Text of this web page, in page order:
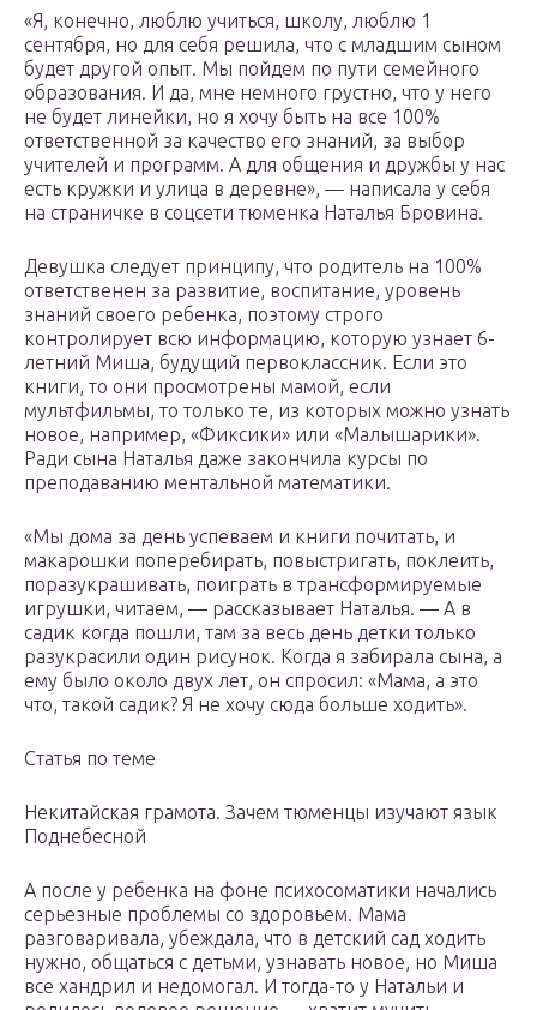
«Я, конечно, люблю учиться, школу, люблю 1
сентября, но для себя решила, что с младшим сыном
будет другой опыт. Мы пойдем по пути семейного
образования. И да, мне немного грустно, что у него
не будет линейки, но я хочу быть на все 100%
ответственной за качество его знаний, за выбор
учителей и программ. А для общения и дружбы у нас
есть кружки и улица в деревне», — написала у себя
на страничке в соцсети тюменка Наталья Бровина.
Девушка следует принципу, что родитель на 100%
ответственен за развитие, воспитание, уровень
знаний своего ребенка, поэтому строго
контролирует всю информацию, которую узнает 6-
летний Миша, будущий первоклассник. Если это
книги, то они просмотрены мамой, если
мультфильмы, то только те, из которых можно узнать
новое, например, «Фиксики» или «Малышарики».
Ради сына Наталья даже закончила курсы по
преподаванию ментальной математики.
«Мы дома за день успеваем и книги почитать, и
макарошки поперебирать, повыстригать, поклеить,
поразукрашивать, поиграть в трансформируемые
игрушки, читаем, — рассказывает Наталья. — А в
садик когда пошли, там за весь день детки только
разукрасили один рисунок. Когда я забирала сына, а
ему было около двух лет, он спросил: «Мама, а это
что, такой садик? Я не хочу сюда больше ходить».
Статья по теме
Некитайская грамота. Зачем тюменцы изучают язык
Поднебесной
А после у ребенка на фоне психосоматики начались
серьезные проблемы со здоровьем. Мама
разговаривала, убеждала, что в детский сад ходить
нужно, общаться с детьми, узнавать новое, но Миша
все хандрил и недомогал. И тогда-то у Натальи и